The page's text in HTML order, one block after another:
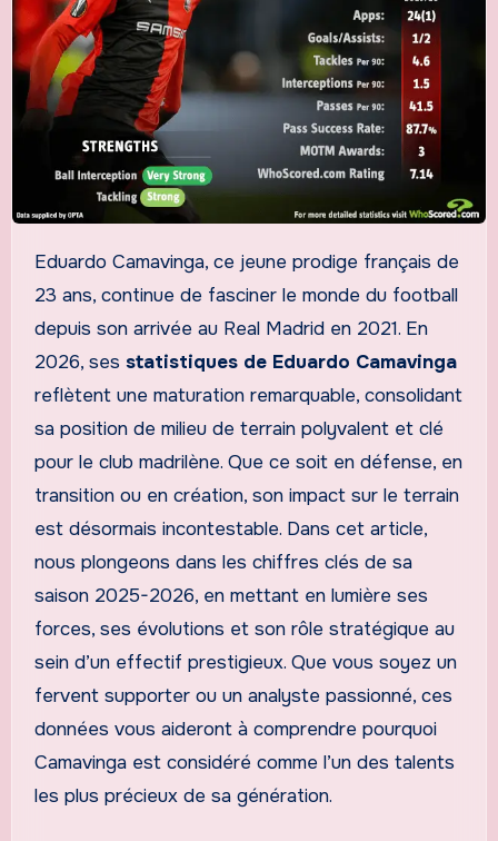
Eduardo Camavinga, ce jeune prodige français de
23 ans, continue de fasciner le monde du football
depuis son arrivée au Real Madrid en 2021. En
2026, ses statistiques de Eduardo Camavinga
reflètent une maturation remarquable, consolidant
sa position de milieu de terrain polyvalent et clé
pour le club madrilène. Que ce soit en défense, en
transition ou en création, son impact sur le terrain
est désormais incontestable. Dans cet article,
nous plongeons dans les chiffres clés de sa
saison 2025-2026, en mettant en lumière ses
forces, ses évolutions et son rôle stratégique au
sein d’un effectif prestigieux. Que vous soyez un
fervent supporter ou un analyste passionné, ces
données vous aideront à comprendre pourquoi
Camavinga est considéré comme l’un des talents
les plus précieux de sa génération.